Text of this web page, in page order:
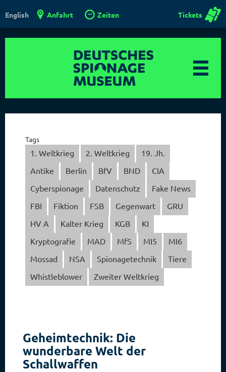
English Anfahrt Zeiten Tickets
Tags
1. Weltkrieg 2. Weltkrieg
19. Jh.
Antike
Berlin BfV BND
CIA
Cyberspionage
Datenschutz
Fake News
FBI
Fiktion FSB Gegenwart
GRU
HV A
Kalter Krieg KGB
KI
Kryptografie
MAD MfS MI5
MI6
Mossad
NSA Spionagetechnik
Tiere
Whistleblower
Zweiter Weltkrieg
Geheimtechnik: Die
wunderbare Welt der
Schallwaffen